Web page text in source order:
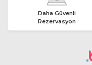
Daha Güvenli
Rezervasyon